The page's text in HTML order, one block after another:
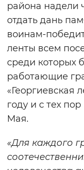
района надели
отдать дань
воинам-
ленты всем
среди которых
работающие
«Георгиевская
году и с тех
Мая.
«Для каждого